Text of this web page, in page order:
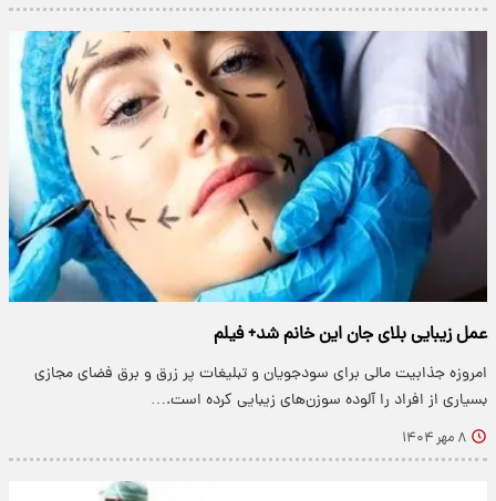
عمل زیبایی بلای جان این خانم شد+ فیلم
امروزه جذابیت مالی برای سودجویان و تبلیغات پر زرق و برق فضای مجازی
بسیاری از افراد را آلوده سوزن‌های زیبایی کرده است.…
۸ مهر ۱۴۰۴